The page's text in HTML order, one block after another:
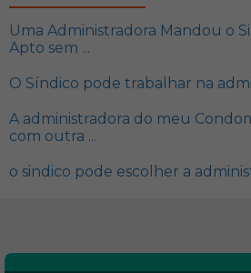
Uma Administradora Mandou o
Apto sem ...
O Síndico pode trabalhar na
A administradora do meu
com outra ...
o sindico pode escolher a